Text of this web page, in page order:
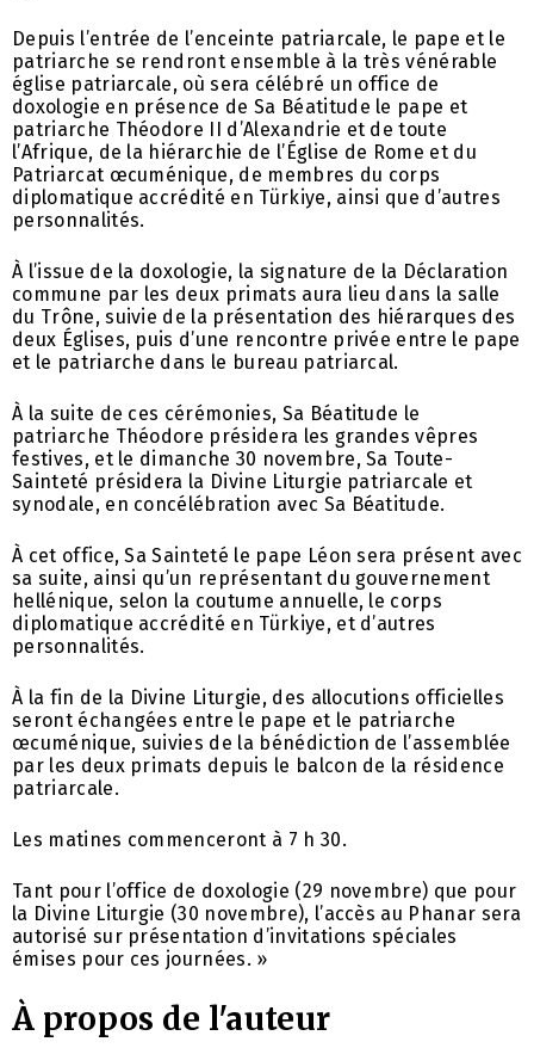
Depuis l’entrée de l’enceinte patriarcale, le pape et le
patriarche se rendront ensemble à la très vénérable
église patriarcale, où sera célébré un office de
doxologie en présence de Sa Béatitude le pape et
patriarche Théodore II d’Alexandrie et de toute
l’Afrique, de la hiérarchie de l’Église de Rome et du
Patriarcat œcuménique, de membres du corps
diplomatique accrédité en Türkiye, ainsi que d’autres
personnalités.
À l’issue de la doxologie, la signature de la Déclaration
commune par les deux primats aura lieu dans la salle
du Trône, suivie de la présentation des hiérarques des
deux Églises, puis d’une rencontre privée entre le pape
et le patriarche dans le bureau patriarcal.
À la suite de ces cérémonies, Sa Béatitude le
patriarche Théodore présidera les grandes vêpres
festives, et le dimanche 30 novembre, Sa Toute-
Sainteté présidera la Divine Liturgie patriarcale et
synodale, en concélébration avec Sa Béatitude.
À cet office, Sa Sainteté le pape Léon sera présent avec
sa suite, ainsi qu’un représentant du gouvernement
hellénique, selon la coutume annuelle, le corps
diplomatique accrédité en Türkiye, et d’autres
personnalités.
À la fin de la Divine Liturgie, des allocutions officielles
seront échangées entre le pape et le patriarche
œcuménique, suivies de la bénédiction de l’assemblée
par les deux primats depuis le balcon de la résidence
patriarcale.
Les matines commenceront à 7 h 30.
Tant pour l’office de doxologie (29 novembre) que pour
la Divine Liturgie (30 novembre), l’accès au Phanar sera
autorisé sur présentation d’invitations spéciales
émises pour ces journées. »
À propos de l'auteur